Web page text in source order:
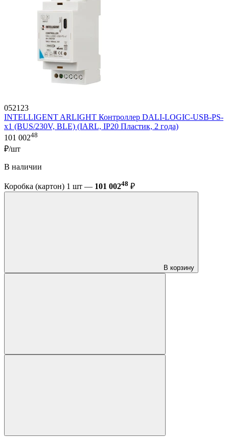
052123
INTELLIGENT ARLIGHT Контроллер DALI-LOGIC-USB-PS-
x1 (BUS/230V, BLE) (IARL, IP20 Пластик, 2 года)
101 00248
₽/шт
В наличии
Коробка (картон) 1 шт — 101 00248 ₽
В корзину